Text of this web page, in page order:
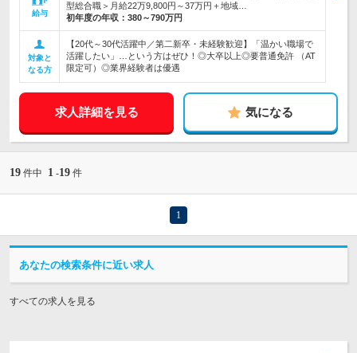
給与
型総合職＞月給22万9,800円～37万円＋地域…
初年度の年収： 380～790万円
対象と
なる方
【20代～30代活躍中／第二新卒・未経験歓迎】「温かい職場で
活躍したい」…という方はぜひ！◎大卒以上◎要普通免許 （AT
限定可）◎業界経験者は優遇
求人詳細を見る 気になる
19 件中 1 -19 件
1
あなたの検索条件に近い求人
すべての求人を見る